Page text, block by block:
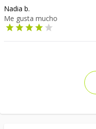
Nadia b.
Me gusta mucho